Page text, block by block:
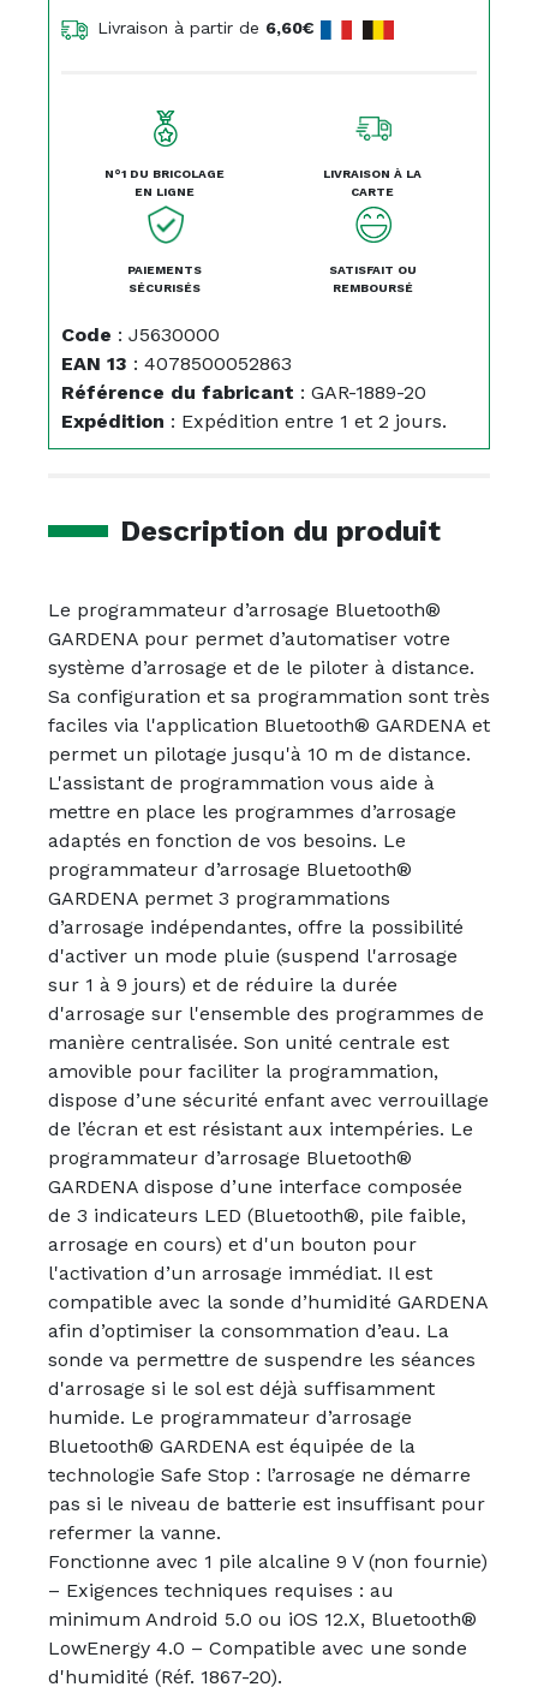
Livraison à partir de 6,60€
N°1 DU BRICOLAGE
EN LIGNE
LIVRAISON À LA
CARTE
PAIEMENTS
SÉCURISÉS
SATISFAIT OU
REMBOURSÉ
Code : J5630000
EAN 13 : 4078500052863
Référence du fabricant : GAR-1889-20
Expédition : Expédition entre 1 et 2 jours.
Description du produit
Le programmateur d’arrosage Bluetooth®
GARDENA pour permet d’automatiser votre
système d’arrosage et de le piloter à distance.
Sa configuration et sa programmation sont très
faciles via l'application Bluetooth® GARDENA et
permet un pilotage jusqu'à 10 m de distance.
L'assistant de programmation vous aide à
mettre en place les programmes d’arrosage
adaptés en fonction de vos besoins. Le
programmateur d’arrosage Bluetooth®
GARDENA permet 3 programmations
d’arrosage indépendantes, offre la possibilité
d'activer un mode pluie (suspend l'arrosage
sur 1 à 9 jours) et de réduire la durée
d'arrosage sur l'ensemble des programmes de
manière centralisée. Son unité centrale est
amovible pour faciliter la programmation,
dispose d’une sécurité enfant avec verrouillage
de l’écran et est résistant aux intempéries. Le
programmateur d’arrosage Bluetooth®
GARDENA dispose d’une interface composée
de 3 indicateurs LED (Bluetooth®, pile faible,
arrosage en cours) et d'un bouton pour
l'activation d’un arrosage immédiat. Il est
compatible avec la sonde d’humidité GARDENA
afin d’optimiser la consommation d’eau. La
sonde va permettre de suspendre les séances
d'arrosage si le sol est déjà suffisamment
humide. Le programmateur d’arrosage
Bluetooth® GARDENA est équipée de la
technologie Safe Stop : l’arrosage ne démarre
pas si le niveau de batterie est insuffisant pour
refermer la vanne.
Fonctionne avec 1 pile alcaline 9 V (non fournie)
– Exigences techniques requises : au
minimum Android 5.0 ou iOS 12.X, Bluetooth®
LowEnergy 4.0 – Compatible avec une sonde
d'humidité (Réf. 1867-20).